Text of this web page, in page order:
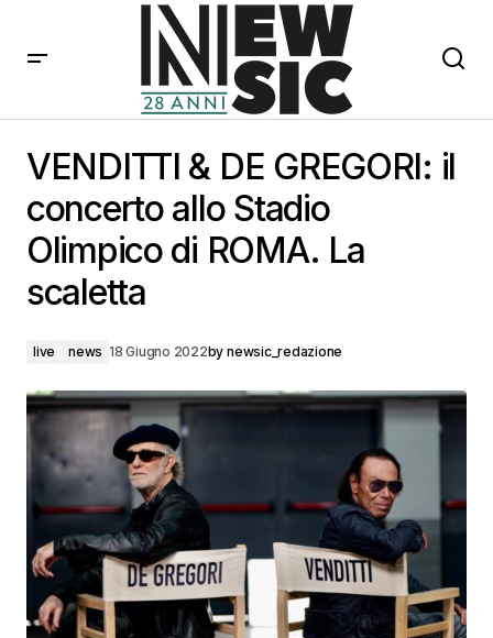
Olimpico di ROMA. La scaletta
VENDITTI & DE GREGORI: il
concerto allo Stadio
Olimpico di ROMA. La
scaletta
live news 18 Giugno 2022by newsic_redazione